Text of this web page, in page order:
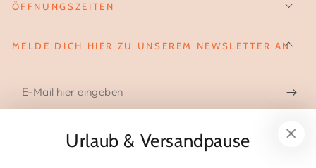
ÖFFNUNGSZEITEN
MELDE DICH HIER ZU UNSEREM NEWSLETTER AN
E-
Mail
FOLGE UNS AUF INSTAGRAM
Urlaub & Versandpause